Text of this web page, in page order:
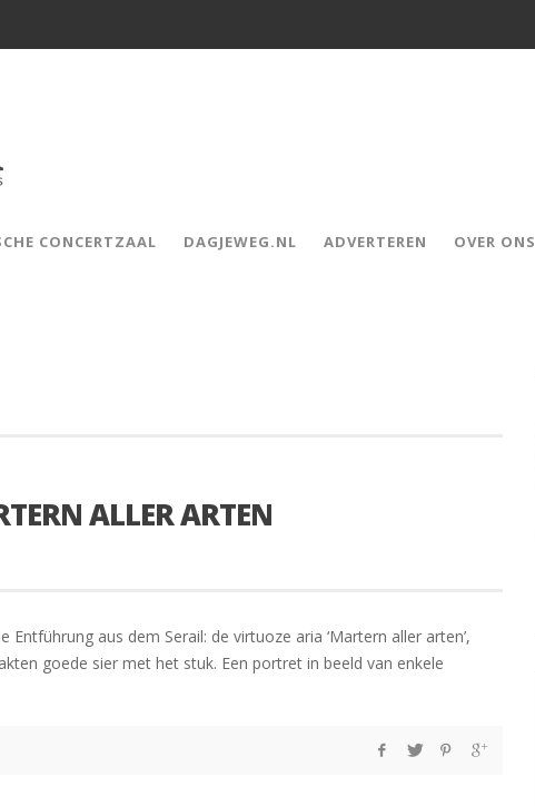
CONCERTZAAL DAGJEWEG.NL ADVERTEREN OVER ONS
ALLER ARTEN
aus dem Serail: de virtuoze aria ‘Martern aller arten’,
goede sier met het stuk. Een portret in beeld van enkele